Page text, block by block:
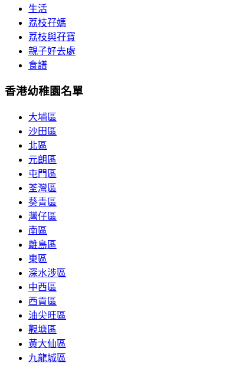
生活
荔枝孖媽
荔枝與孖寶
親子好去處
食譜
香港幼稚園名單
大埔區
沙田區
北區
元朗區
屯門區
荃灣區
葵青區
灣仔區
南區
離島區
東區
深水涉區
中西區
西貢區
油尖旺區
觀塘區
黃大仙區
九龍城區